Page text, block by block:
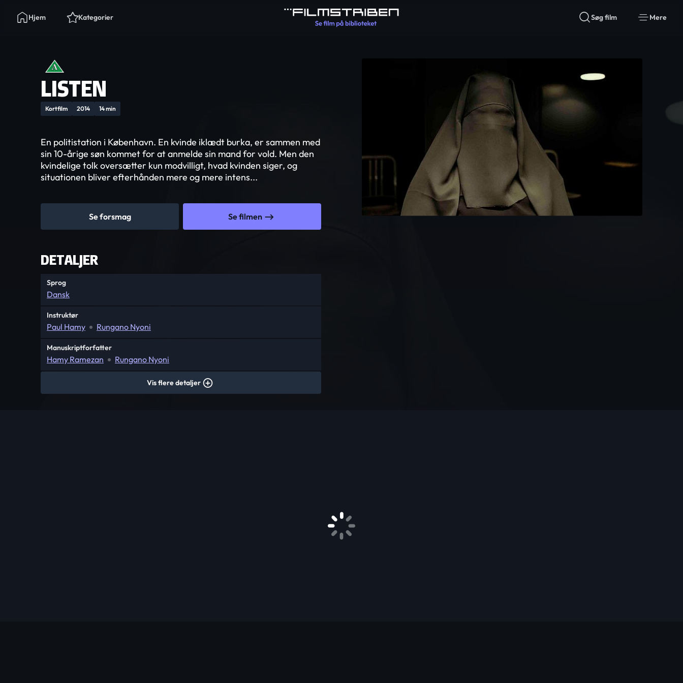
Hjem Kategorier Søg film Mere
LISTEN
Kortfilm 2014 14 min
En politistation i København. En kvinde iklædt burka, er sammen med
sin 10-årige søn kommet for at anmelde sin mand for vold. Men den
kvindelige tolk oversætter kun modvilligt, hvad kvinden siger, og
situationen bliver efterhånden mere og mere intens...
Se forsmag Se filmen
DETALJER
Sprog
Dansk
Instruktør
Paul Hamy Rungano Nyoni
Manuskriptforfatter
Hamy Ramezan Rungano Nyoni
Vis flere detaljer